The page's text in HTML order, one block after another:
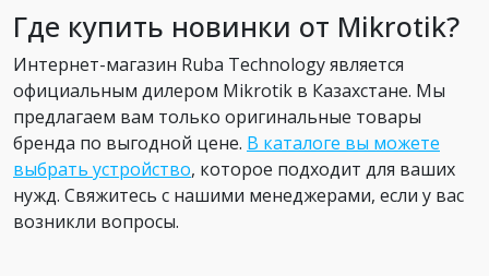
Где купить новинки от Mikrotik?
Интернет-магазин Ruba Technology является
официальным дилером Mikrotik в Казахстане. Мы
предлагаем вам только оригинальные товары
бренда по выгодной цене. В каталоге вы можете
выбрать устройство, которое подходит для ваших
нужд. Свяжитесь с нашими менеджерами, если у вас
возникли вопросы.